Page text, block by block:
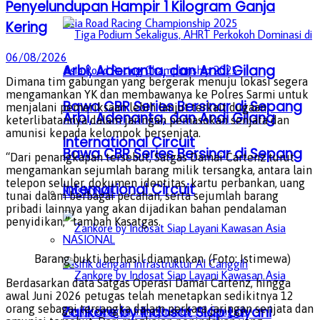
Arbi, Adenanta, dan Andi Gilang
Bawa CBR Series Bersinar di Sepang
International Circuit
NASIONAL
Zankore by Indosat Siap Layani
Arbi, Adenanta, dan Andi Gilang
Bawa CBR Series Bersinar di Sepang
International Circuit
NASIONAL
Penyelundupan Hampir 1 Kilogram Ganja
Kering
06/08/2026
Dimana tim gabungan yang bergerak menuju lokasi segera
mengamankan YK dan membawanya ke Polres Sarmi untuk
menjalani pemeriksaan lebih lanjut terkait dugaan
keterlibatannya dalam jaringan pemasokan senjata dan
amunisi kepada kelompok bersenjata.
“Dari penangkapan tersebut, Satgas Damai Cartenz turut
mengamankan sejumlah barang milik tersangka, antara lain
telepon seluler, dokumen identitas, kartu perbankan, uang
tunai dalam berbagai pecahan, serta sejumlah barang
pribadi lainnya yang akan dijadikan bahan pendalaman
penyidikan,” tambah Kasatgas.
Barang bukti berhasil diamankan. (Foto: Istimewa)
Berdasarkan data Satgas Operasi Damai Cartenz, hingga
awal Juni 2026 petugas telah menetapkan sedikitnya 12
orang sebagai tersangka dalam perkara jaringan senjata dan